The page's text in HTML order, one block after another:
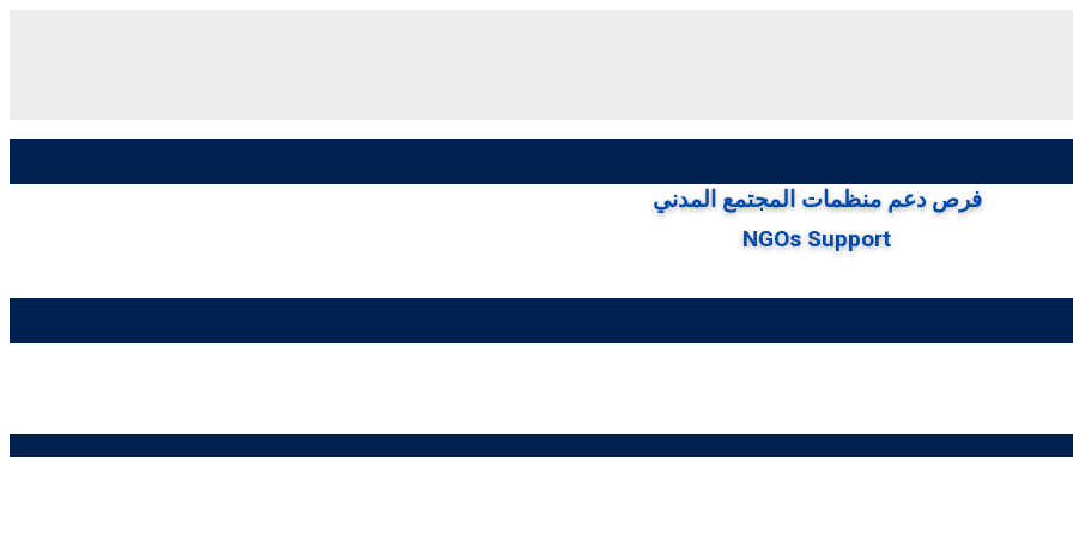
فرص دعم منظمات المجتمع المدني
NGOs Support